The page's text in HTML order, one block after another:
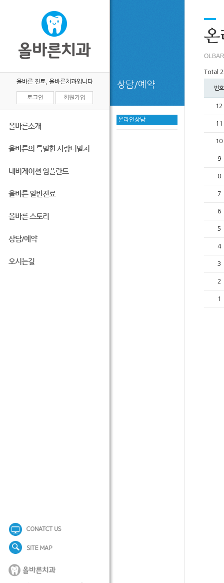
올바른 진료, 올바른치과입니다
로그인 회원가입
올바른소개
올바른의 특별한 사랑니발치
네비게이션 임플란트
올바른 일반진료
올바른 스토리
상담/예약
오시는길
상담/예약
온라인상담
온
Total
번호
12
11
10
9
8
7
6
5
4
3
2
1